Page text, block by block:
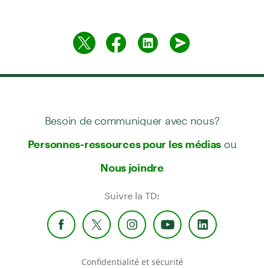
Besoin de communiquer avec nous?
Personnes-ressources pour les médias ou
Nous joindre
Suivre la TD:
Confidentialité et sécurité